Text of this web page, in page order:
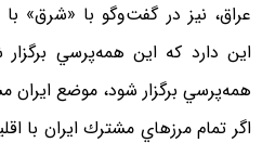
عراق، نيز در گفت‌وگو با «شرق»
اين دارد كه اين همه‌پرسي
همه‌‌پرسي برگزار شود، موضع
اگر تمام مرزهاي مشترك ايران با